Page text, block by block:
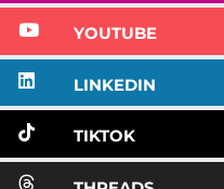
YOUTUBE
LINKEDIN
TIKTOK